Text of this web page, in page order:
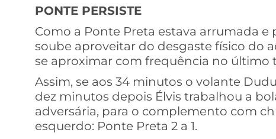
PONTE PERSISTE
Como a Ponte Preta estava arrumada
soube aproveitar do desgaste físico do
se aproximar com frequência no último
Assim, se aos 34 minutos o volante
dez minutos depois Élvis trabalhou a
adversária, para o complemento com
esquerdo: Ponte Preta 2 a 1.